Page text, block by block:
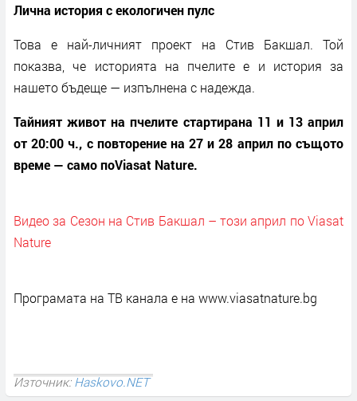
Лична история с екологичен пулс
Това е най-личният проект на Стив Бакшал. Той
показва, че историята на пчелите е и история за
нашето бъдеще — изпълнена с надежда.
Тайният живот на пчелите стартирана 11 и 13 април
от 20:00 ч., с повторение на 27 и 28 април по същото
време — само поViasat Nature.
Видео за Сезон на Стив Бакшал – този април по Viasat
Nature
Програмата на ТВ канала е на www.viasatnature.bg
Източник:Haskovo.NET